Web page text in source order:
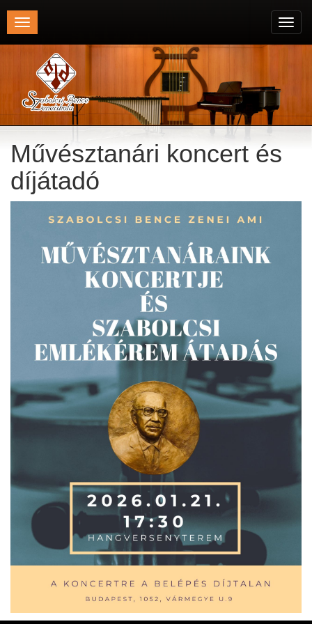
Toggle
navigation
Területi Válogatója
Művésztanári koncert és
díjátadó